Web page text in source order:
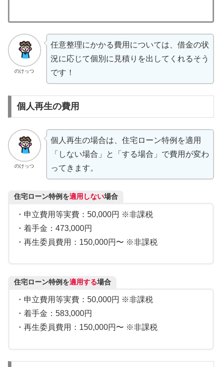
のけっつ
任意整理にかかる費用については、借金の状
況に応じて個別に見積りを出してくれるそう
です！
個人再生の費用
のけっつ
個人再生の場合は、住宅ローン特例を適用
「しない場合」と「する場合」で費用が変わ
ってきます。
住宅ローン特例を適用しない場合
・申立費用等実費：50,000円 ※非課税
・着手金：473,000円
・再生委員費用：150,000円〜 ※非課税
住宅ローン特例を適用する場合
・申立費用等実費：50,000円 ※非課税
・着手金：583,000円
・再生委員費用：150,000円〜 ※非課税